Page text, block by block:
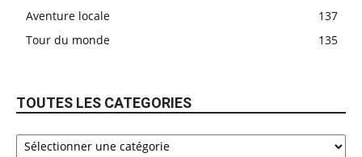
Aventure locale
137
Tour du monde
135
TOUTES LES CATEGORIES